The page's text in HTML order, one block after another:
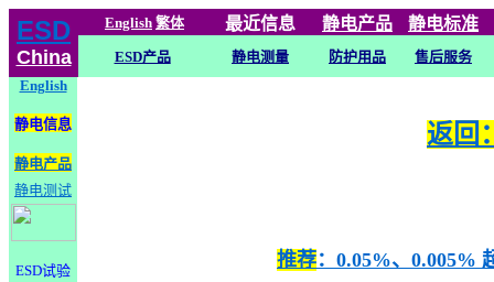
ESD
China
English 繁体 最近信息 静电产品 静电标准
ESD产品 静电测量 防护用品
售后服务
English
静电信息
静电产品
静电测试
ESD试验
返回
推荐：0.05%、0.005%